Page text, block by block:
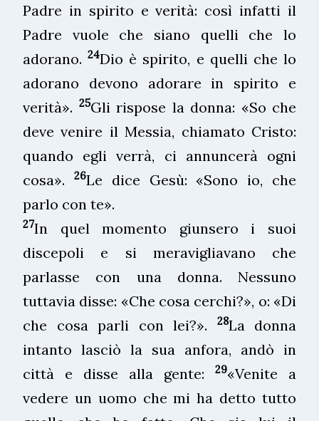
Padre in spirito e verità: così infatti il
Padre vuole che siano quelli che lo
adorano.24Dio è spirito, e quelli che lo
adorano devono adorare in spirito e
verità». 25Gli rispose la donna: «So che
deve venire il Messia, chiamato Cristo:
quando egli verrà, ci annuncerà ogni
cosa».
26Le dice Gesù: «Sono io, che
parlo con te».
27In quel momento giunsero i suoi
discepoli e si meravigliavano che
parlasse con una donna. Nessuno
tuttavia disse: «Che cosa cerchi?», o: «Di
che cosa parli con lei?».
28La donna
intanto lasciò la sua anfora, andò in
città e disse alla gente:
29«Venite a
vedere un uomo che mi ha detto tutto